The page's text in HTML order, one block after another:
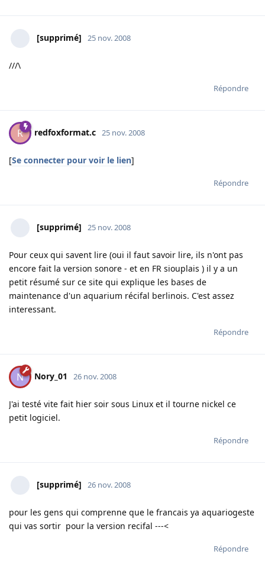
[supprimé] 25 nov. 2008
///\
Répondre
R redfoxformat.c 25 nov. 2008
[Se connecter pour voir le lien]
Répondre
[supprimé] 25 nov. 2008
Pour ceux qui savent lire (oui il faut savoir lire, ils n'ont pas
encore fait la version sonore - et en FR siouplais ) il y a un
petit résumé sur ce site qui explique les bases de
maintenance d'un aquarium récifal berlinois. C'est assez
interessant.
Répondre
N Nory_01 26 nov. 2008
J'ai testé vite fait hier soir sous Linux et il tourne nickel ce
petit logiciel.
Répondre
[supprimé] 26 nov. 2008
pour les gens qui comprenne que le francais ya aquariogeste
qui vas sortir pour la version recifal ---<
Répondre